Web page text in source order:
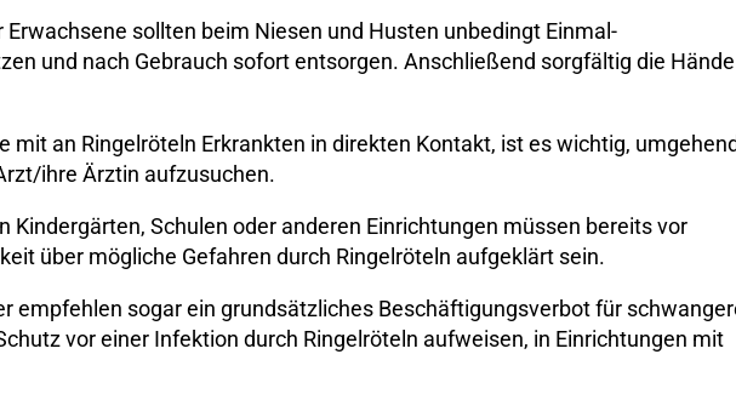
Erwachsene sollten beim Niesen und Husten unbedingt Einmal-
und nach Gebrauch sofort entsorgen. Anschließend sorgfältig die Hände
mit an Ringelröteln Erkrankten in direkten Kontakt, ist es wichtig,
ihre Ärztin aufzusuchen.
Kindergärten, Schulen oder anderen Einrichtungen müssen bereits vor
über mögliche Gefahren durch Ringelröteln aufgeklärt sein.
empfehlen sogar ein grundsätzliches Beschäftigungsverbot für
vor einer Infektion durch Ringelröteln aufweisen, in Einrichtungen mit